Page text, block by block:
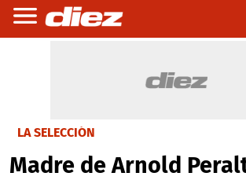
LA SELECCIÓN
Madre de Arnold